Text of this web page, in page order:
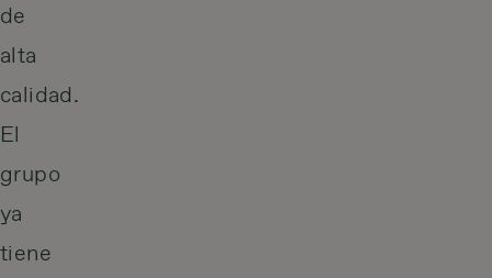
de
alta
calidad.
El
grupo
ya
tiene